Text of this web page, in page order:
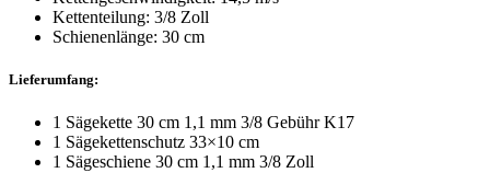
Kettenteilung: 3/8 Zoll
Schienenlänge: 30 cm
Lieferumfang:
1 Sägekette 30 cm 1,1 mm 3/8 Gebühr K17
1 Sägekettenschutz 33×10 cm
1 Sägeschiene 30 cm 1,1 mm 3/8 Zoll